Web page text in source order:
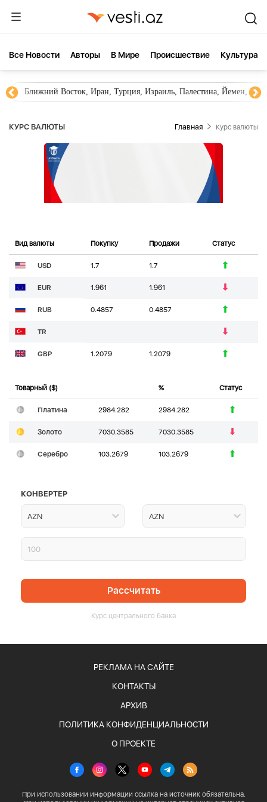
Все Новости Aвторы В Мире Происшествие Культура
Ближний Восток, Иран, Турция, Израиль, Палестина, Йемен,
КУРС ВАЛЮТЫ Главная Курс валюты
Вид валюты Покупку Продажи Статус
USD 1.7 1.7
EUR 1.961 1.961
RUB 0.4857 0.4857
TR
GBP 1.2079 1.2079
Товарный ($) % Статус
Платина 2984.282 2984.282
Золото 7030.3585 7030.3585
Серебро 103.2679 103.2679
КОНВЕРТЕР
Рассчитать
Курс центрального банка
РЕКЛАМА НА САЙТЕ
КОНТАКТЫ
АРХИВ
ПОЛИТИКА КОНФИДЕНЦИАЛЬНОСТИ
О ПРОЕКТЕ
При использовании информации ссылка на источник обязательна.